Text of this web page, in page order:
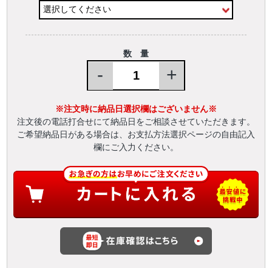
数 量
- +
※注文時に納品日選択欄はございません※
注文後の電話打合せにて納品日をご相談させていただきます。
ご希望納品日がある場合は、お支払方法選択ページの自由記入
欄にご入力ください。